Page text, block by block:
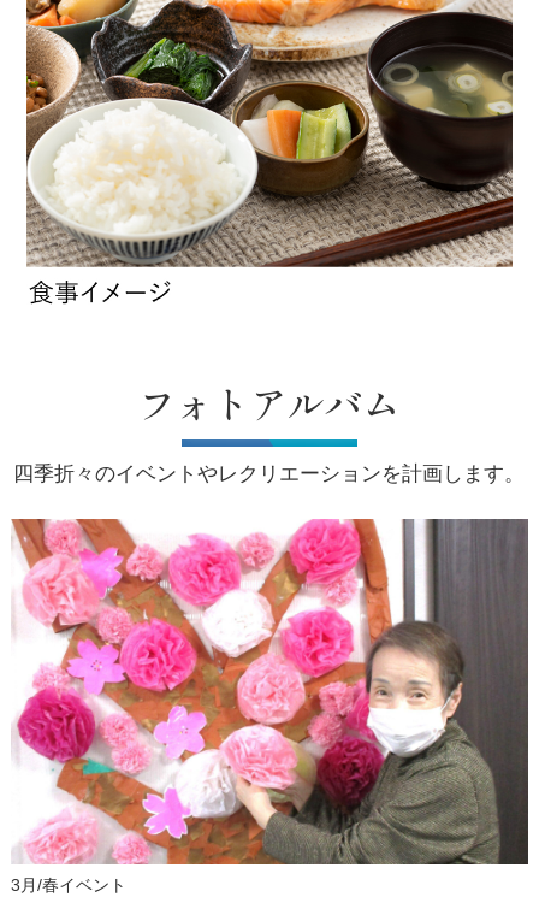
フォトアルバム
四季折々のイベントやレクリエーションを計画します。
3月/春イベント
4月／お花見お茶会